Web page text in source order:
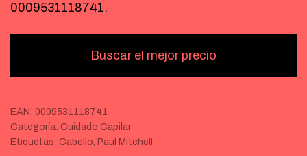
0009531118741.
Buscar el mejor precio
EAN: 0009531118741
Categoría: Cuidado Capilar
Etiquetas: Cabello, Paul Mitchell